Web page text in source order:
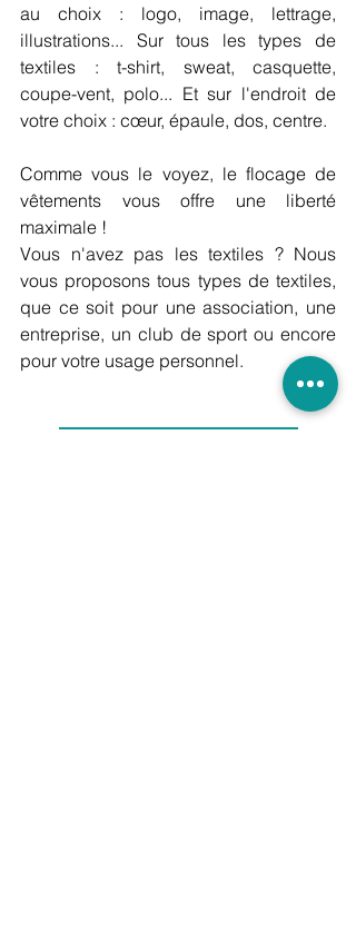
au choix : logo, image, lettrage,
illustrations... Sur tous les types de
textiles : t-shirt, sweat, casquette,
coupe-vent, polo... Et sur l'endroit de
votre choix : cœur, épaule, dos, centre.
Comme vous le voyez, le flocage de
vêtements vous offre une liberté
maximale !
Vous n'avez pas les textiles ? Nous
vous proposons tous types de textiles,
que ce soit pour une association, une
entreprise, un club de sport ou encore
pour votre usage personnel.